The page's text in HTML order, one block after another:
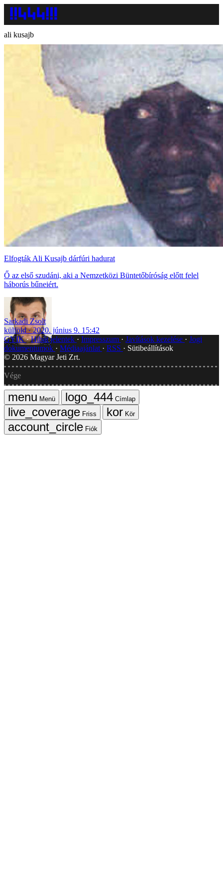
ali kusajb
Elfogták Ali Kusajb dárfúri hadurat
Ő az első szudáni, aki a Nemzetközi Büntetőbíróság előtt felel
háborús bűneiért.
Sarkadi Zsolt
külföld
2020. június 9. 15:42
GYIK Hibát jelentek Impresszum Javítások kezelése
Jogi
dokumentumok
Médiaajánlat RSS
Sütibeállítások
© 2026 Magyar Jeti Zrt.
Vége
Menü
Címlap
Friss
Kör
Fiók